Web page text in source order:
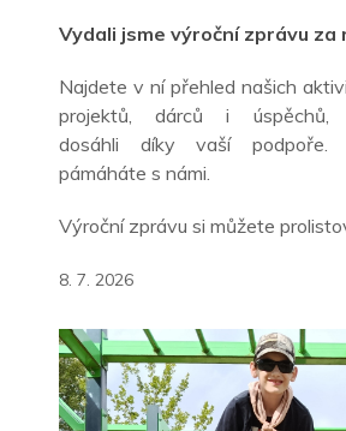
Vydali jsme výroční zprávu za
Najdete v ní přehled našich
projektů, dárců i úspěchů,
dosáhli díky vaší podpoře.
pámáháte s námi.
Výroční zprávu si můžete
8. 7. 2026